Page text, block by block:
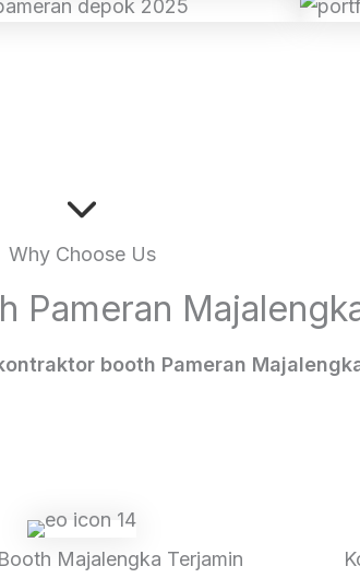
Why Choose Us
Pameran
booth Pameran
Majalengka Terjamin